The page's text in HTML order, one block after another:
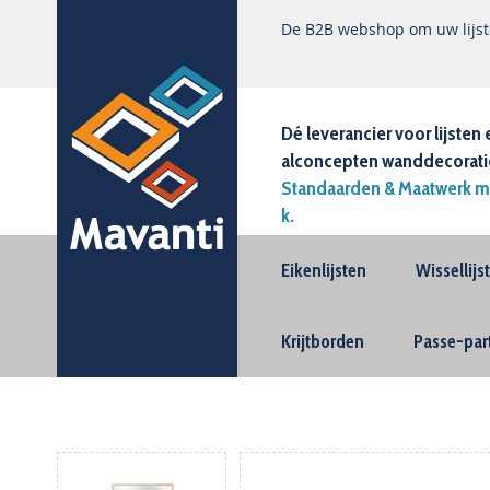
De B2B webshop om uw
Dé leverancier voor lijsten
alconcepten
Standaarden & Maatwerk
k.
Eikenlijsten
Krijtborden Passe-
Ga
naar